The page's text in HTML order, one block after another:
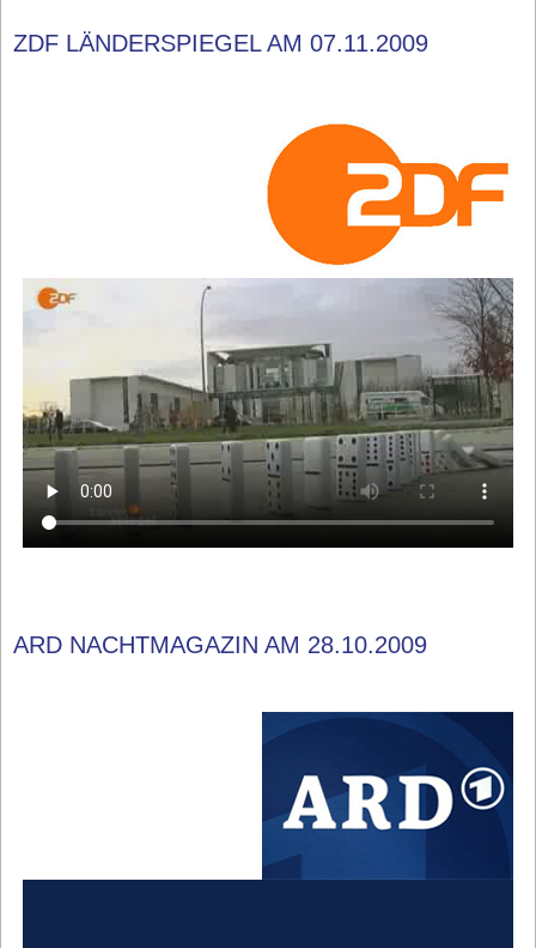
ZDF LÄNDERSPIEGEL AM 07.11.2009
ARD NACHTMAGAZIN AM 28.10.2009